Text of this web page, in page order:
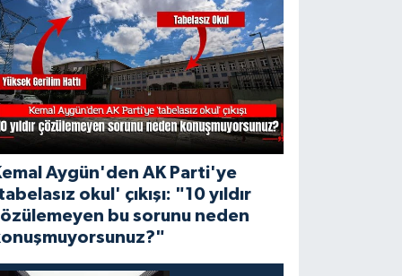
Aygün'den AK Parti'ye
okul' çıkışı: "10 yıldır
bu sorunu neden